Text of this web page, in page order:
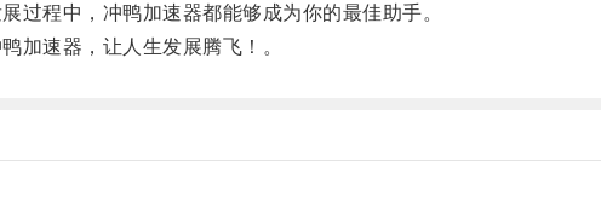
程中，冲鸭加速器都能够成为你的最佳助手。
速器，让人生发展腾飞！。